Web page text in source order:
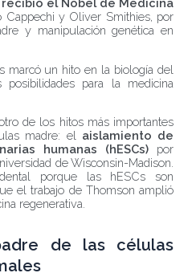
recibió el Nobel de Medicina
Cappechi y Oliver Smithies, por
y manipulación genética en
marcó un hito en la biología del
para la medicina
de los hitos más importantes
madre: el aislamiento de
humanas (hESCs) por
de Wisconsin-Madison.
porque las hESCs son
el trabajo de Thomson amplió
regenerativa.
de las células